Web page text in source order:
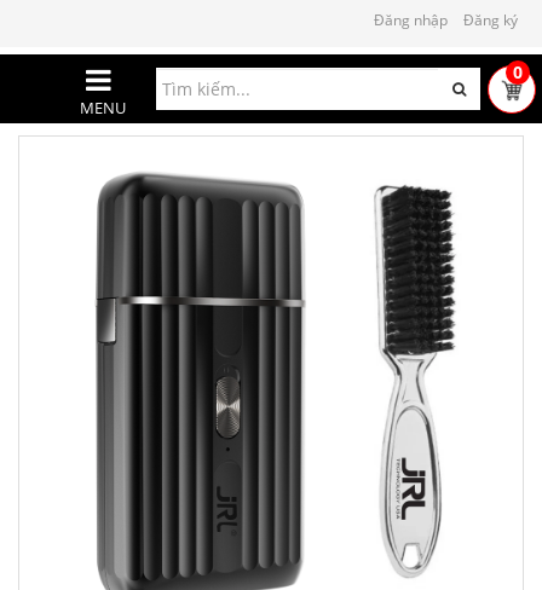
Đăng nhập Đăng ký
MENU
0